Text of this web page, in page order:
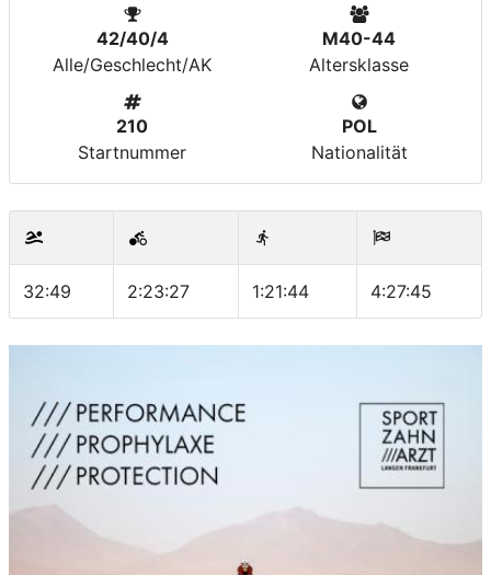
42/40/4
Alle/Geschlecht/AK
M40-44
Altersklasse
210
Startnummer
POL
Nationalität
32:49 2:23:27 1:21:44 4:27:45